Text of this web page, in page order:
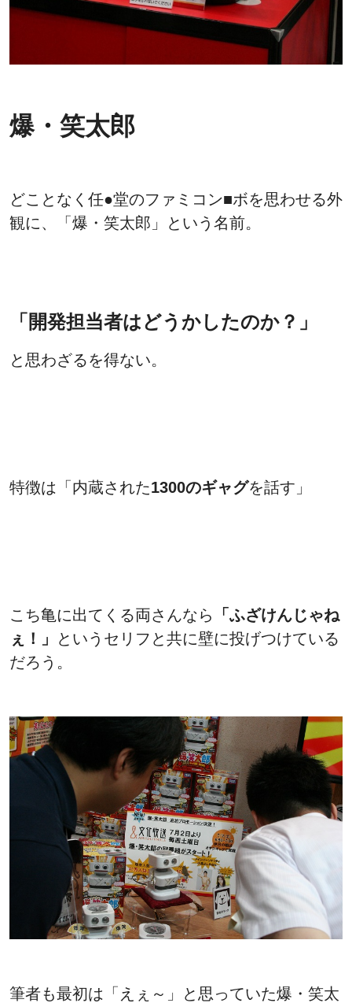
爆・笑太郎
どことなく任●堂のファミコン■ボを思わせる外
観に、「爆・笑太郎」という名前。
「開発担当者はどうかしたのか？」
と思わざるを得ない。
特徴は「内蔵された1300のギャグを話す」
こち亀に出てくる両さんなら
「ふざけんじゃね
ぇ！」
というセリフと共に壁に投げつけている
だろう。
筆者も最初は「えぇ～」と思っていた爆・笑太